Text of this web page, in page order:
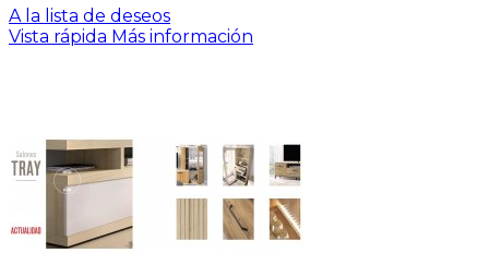
A la lista de deseos
Vista rápida Más información